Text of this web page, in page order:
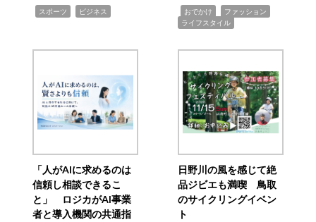
スポーツ ビジネス おでかけ ファッション
ライフスタイル
「人がAIに求めるのは
信頼し相談できるこ
と」 ロジカがAI事業
者と導入機関の共通指
日野川の風を感じて絶
品ジビエも満喫 鳥取
のサイクリングイベン
ト